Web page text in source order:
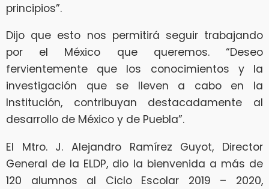
principios”.
Dijo que esto nos permitirá seguir trabajando
por el México que queremos. “Deseo
fervientemente que los conocimientos y la
investigación que se lleven a cabo en la
Institución, contribuyan destacadamente al
desarrollo de México y de Puebla”.
El Mtro. J. Alejandro Ramírez Guyot, Director
General de la ELDP, dio la bienvenida a más de
120 alumnos al Ciclo Escolar 2019 – 2020,